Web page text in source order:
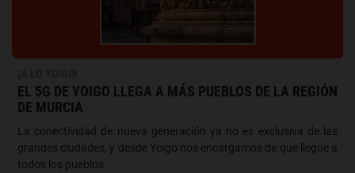
EL 5G DE YOIGO LLEGA A MÁS PUEBLOS DE LA REGIÓN
DE MURCIA
La conectividad de nueva generación ya no es exclusiva de las
grandes ciudades, y desde Yoigo nos encargamos de que llegue a
todos los pueblos.